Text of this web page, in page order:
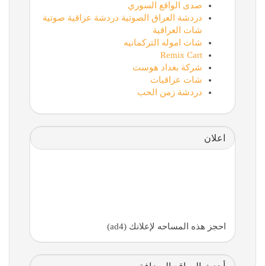
صدى الواقع السوري
دردشة العراق الصوتية دردشة عراقية صوتية
شات العراقية
شات اموله التركمانيه
Remix Cart
شركة بغداد هوست
شات عراقيات
دردشة زمن الحب
اعلان
احجز هذه المساحه لإعلانك (ad4)